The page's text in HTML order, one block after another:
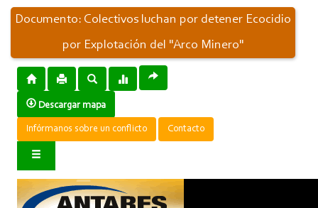
Documento: Colectivos luchan por detener Ecocidio
por Explotación del "Arco Minero"
Descargar mapa
Infórmanos sobre un conflicto Contacto